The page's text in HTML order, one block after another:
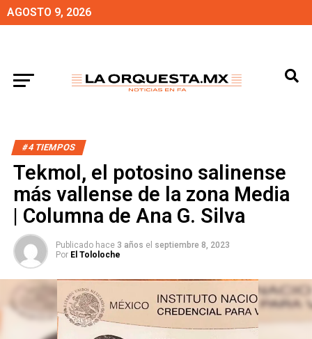
AGOSTO 9, 2026
#4 TIEMPOS
Tekmol, el potosino salinense
más vallense de la zona Media
| Columna de Ana G. Silva
Publicado hace 3 años el septiembre 8, 2023
Por El Tololoche